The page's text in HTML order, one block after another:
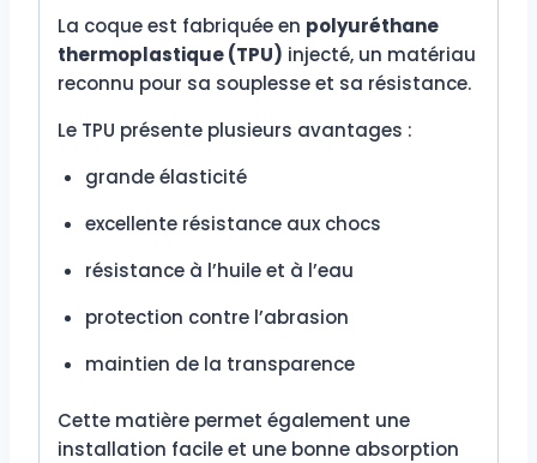
La coque est fabriquée en polyuréthane
thermoplastique (TPU) injecté, un matériau
reconnu pour sa souplesse et sa résistance.
Le TPU présente plusieurs avantages :
grande élasticité
excellente résistance aux chocs
résistance à l’huile et à l’eau
protection contre l’abrasion
maintien de la transparence
Cette matière permet également une
installation facile et une bonne absorption